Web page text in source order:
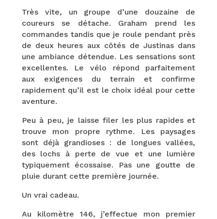
Très vite, un groupe d’une douzaine de
coureurs se détache. Graham prend les
commandes tandis que je roule pendant près
de deux heures aux côtés de Justinas dans
une ambiance détendue. Les sensations sont
excellentes. Le vélo répond parfaitement
aux exigences du terrain et confirme
rapidement qu’il est le choix idéal pour cette
aventure.
Peu à peu, je laisse filer les plus rapides et
trouve mon propre rythme. Les paysages
sont déjà grandioses : de longues vallées,
des lochs à perte de vue et une lumière
typiquement écossaise. Pas une goutte de
pluie durant cette première journée.
Un vrai cadeau.
Au kilomètre 146, j’effectue mon premier